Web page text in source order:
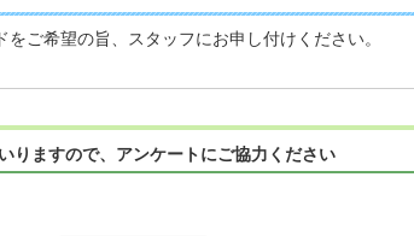
ご希望の旨、スタッフにお申し付けください。
りますので、アンケートにご協力ください